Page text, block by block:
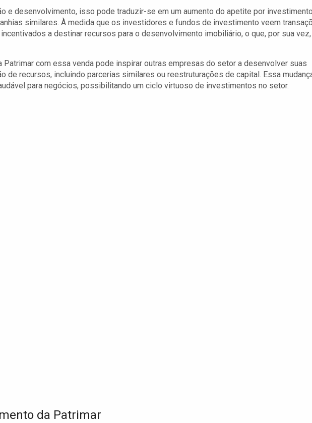
e desenvolvimento, isso pode traduzir-se em um aumento do apetite por
similares. À medida que os investidores e fundos de investimento veem
a destinar recursos para o desenvolvimento imobiliário, o que, por sua vez,
com essa venda pode inspirar outras empresas do setor a desenvolver suas
de recursos, incluindo parcerias similares ou reestruturações de capital. Essa
para negócios, possibilitando um ciclo virtuoso de investimentos no setor.
da Patrimar